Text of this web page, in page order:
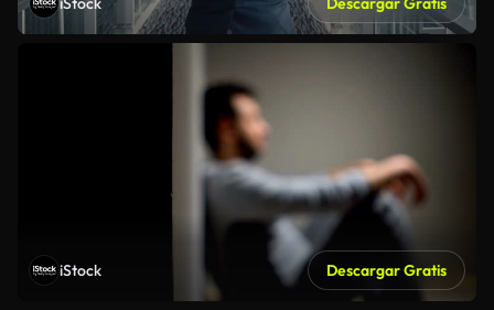
iStock Descargar Gratis